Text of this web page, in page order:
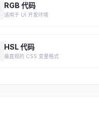
RGB 代码
适用于 UI 开发环境
HSL 代码
最直观的 CSS 变量格式